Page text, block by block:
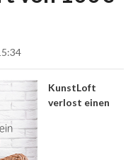
KunstLoft
verlost einen